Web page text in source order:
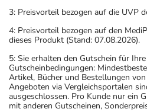
3: Preisvorteil bezogen auf die UVP
4: Preisvorteil bezogen auf den
dieses Produkt (Stand: 07.08.2026).
5: Sie erhalten den Gutschein für
Gutscheinbedingungen:
Artikel, Bücher und Bestellungen
Angeboten via Vergleichsportalen
ausgeschlossen. Pro Kunde nur ein
mit anderen Gutscheinen,